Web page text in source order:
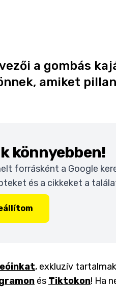
a gombás
amiket
könnyebben!
forrásként a Google
és a cikkeket a
, exkluzív
és Tiktokon! Ha